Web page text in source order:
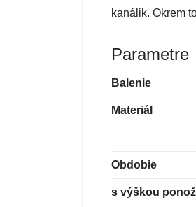
kanálik. Okrem
Parametre
Balenie
Materiál
Obdobie
s výškou